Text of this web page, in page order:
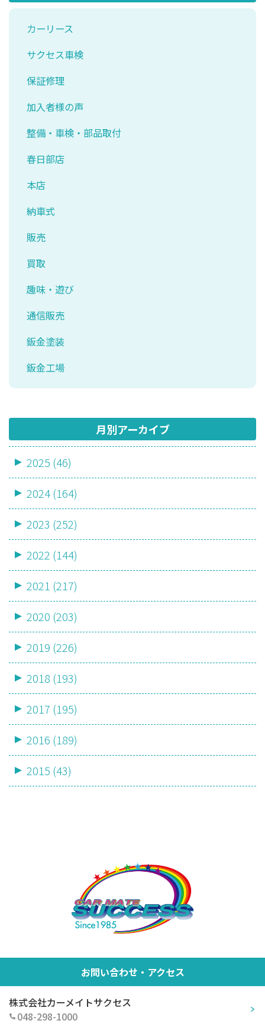
カーリース
サクセス車検
保証修理
加入者様の声
整備・車検・部品取付
春日部店
本店
納車式
販売
買取
趣味・遊び
通信販売
鈑金塗装
鈑金工場
月別アーカイブ
2025 (46)
2024 (164)
2023 (252)
2022 (144)
2021 (217)
2020 (203)
2019 (226)
2018 (193)
2017 (195)
2016 (189)
2015 (43)
お問い合わせ・アクセス
株式会社カーメイトサクセス
048-298-1000